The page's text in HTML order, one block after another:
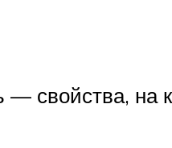
— свойства, на